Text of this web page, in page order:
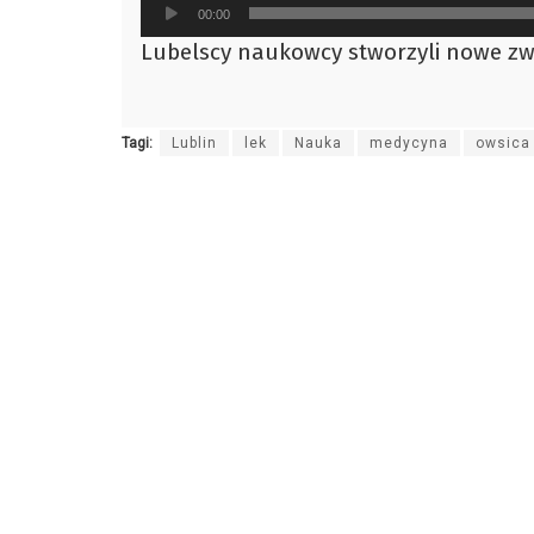
plików
dźwiękowych
00:00
Lubelscy naukowcy stworzyli nowe
Tagi: Lublin lek Nauka medycyna owsica